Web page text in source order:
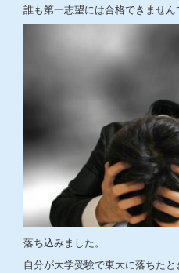
誰も第一志望には合格できません
落ち込みました。
自分が大学受験で東大に落ちたと